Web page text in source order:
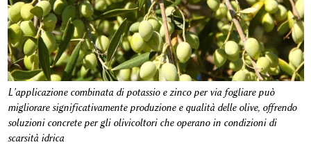
L'applicazione combinata di potassio e zinco per via fogliare può
migliorare significativamente produzione e qualità delle olive, offrendo
soluzioni concrete per gli olivicoltori che operano in condizioni di
scarsità idrica